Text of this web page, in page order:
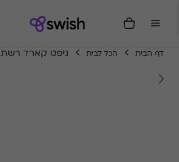
דף הבית הכל לבית גיפט קארד רשת Yolo